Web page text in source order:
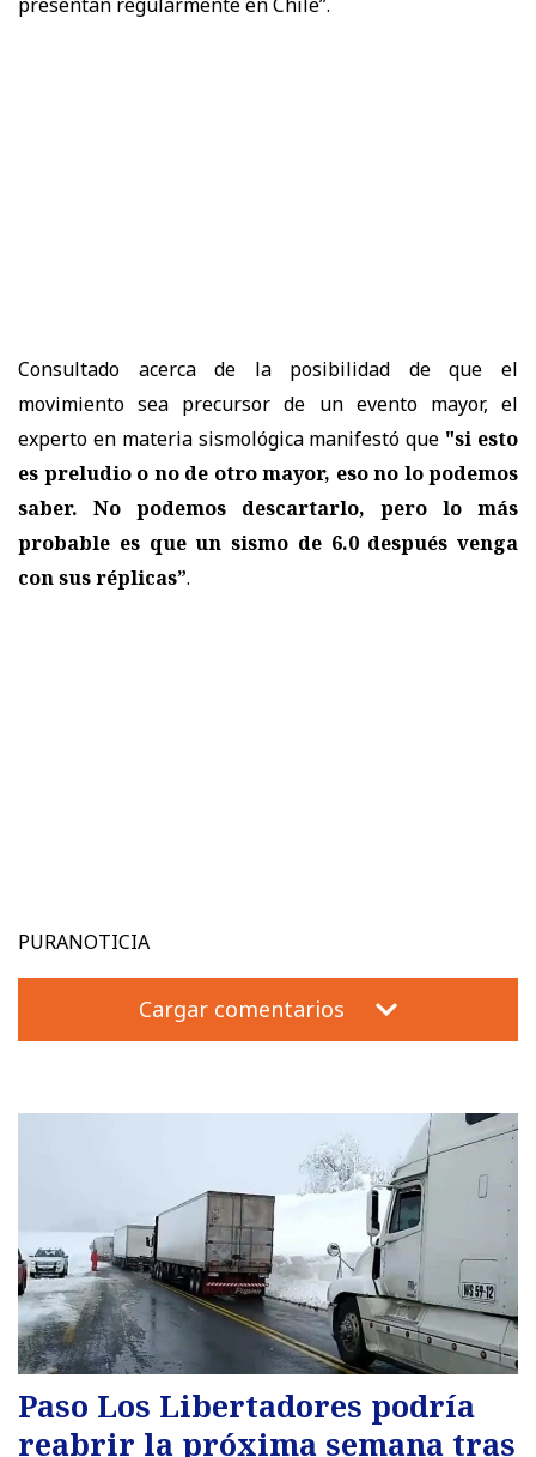
Consultado acerca de la posibilidad de que el
movimiento sea precursor de un evento mayor, el
experto en materia sismológica manifestó que "si esto
es preludio o no de otro mayor, eso no lo podemos
saber. No podemos descartarlo, pero lo más
probable es que un sismo de 6.0 después venga
con sus réplicas”.
PURANOTICIA
Cargar comentarios
Paso Los Libertadores podría
reabrir la próxima semana tras